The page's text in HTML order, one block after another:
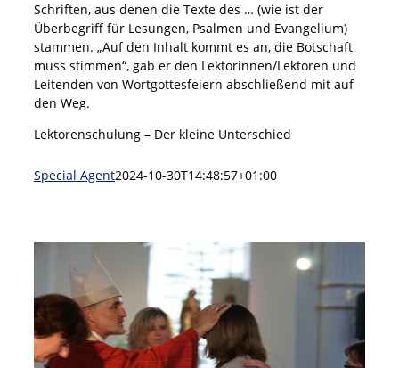
Schriften, aus denen die Texte des … (wie ist der
Überbegriff für Lesungen, Psalmen und Evangelium)
stammen. „Auf den Inhalt kommt es an, die Botschaft
muss stimmen“, gab er den Lektorinnen/Lektoren und
Leitenden von Wortgottesfeiern abschließend mit auf
den Weg.
Lektorenschulung – Der kleine Unterschied
Special Agent2024-10-30T14:48:57+01:00